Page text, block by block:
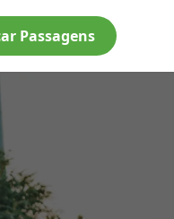
Passagens